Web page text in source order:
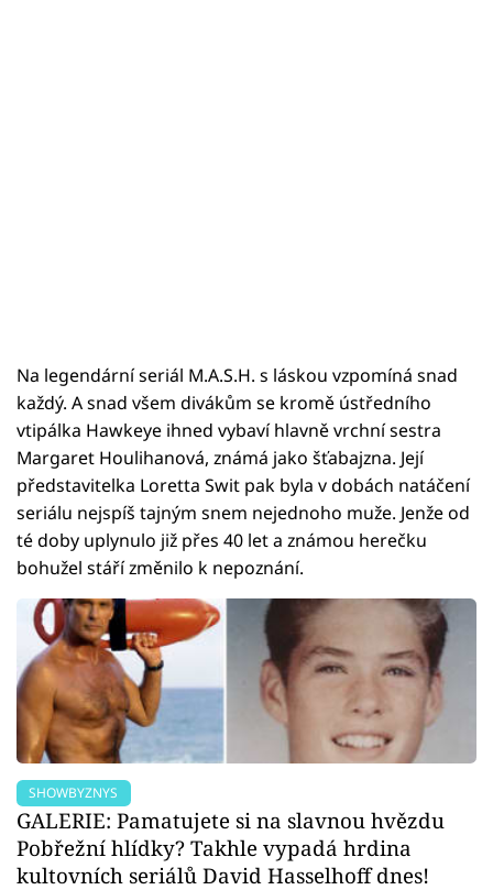
Na legendární seriál M.A.S.H. s láskou vzpomíná snad
každý. A snad všem divákům se kromě ústředního
vtipálka Hawkeye ihned vybaví hlavně vrchní sestra
Margaret Houlihanová, známá jako šťabajzna. Její
představitelka Loretta Swit pak byla v dobách natáčení
seriálu nejspíš tajným snem nejednoho muže. Jenže od
té doby uplynulo již přes 40 let a známou herečku
bohužel stáří změnilo k nepoznání.
SHOWBYZNYS
GALERIE: Pamatujete si na slavnou hvězdu
Pobřežní hlídky? Takhle vypadá hrdina
kultovních seriálů David Hasselhoff dnes!